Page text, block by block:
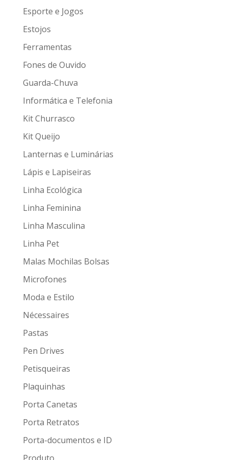
Esporte e Jogos
Estojos
Ferramentas
Fones de Ouvido
Guarda-Chuva
Informática e Telefonia
Kit Churrasco
Kit Queijo
Lanternas e Luminárias
Lápis e Lapiseiras
Linha Ecológica
Linha Feminina
Linha Masculina
Linha Pet
Malas Mochilas Bolsas
Microfones
Moda e Estilo
Nécessaires
Pastas
Pen Drives
Petisqueiras
Plaquinhas
Porta Canetas
Porta Retratos
Porta-documentos e ID